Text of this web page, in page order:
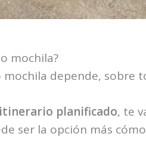
mochila?
depende, sobre
itinerario planificado, te
ser la opción más